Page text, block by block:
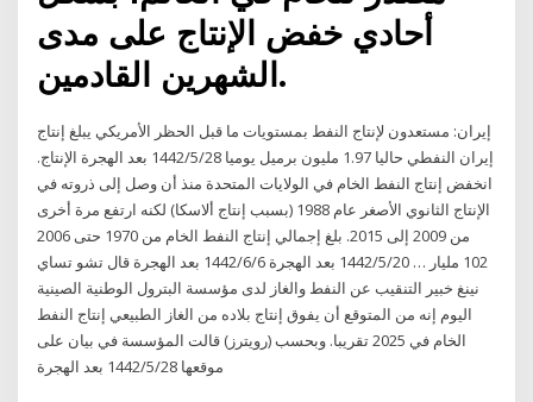
أحادي خفض الإنتاج على مدى
الشهرين القادمين.
إيران: مستعدون لإنتاج النفط بمستويات ما قبل الحظر الأمريكي يبلغ إنتاج
إيران النفطي حاليا 1.97 مليون برميل يوميا 28‏‏/5‏‏/1442 بعد الهجرة الإنتاج.
انخفض إنتاج النفط الخام في الولايات المتحدة منذ أن وصل إلى ذروته في
الإنتاج الثانوي الأصغر عام 1988 (بسبب إنتاج ألاسكا) لكنه ارتفع مرة أخرى
من 2009 إلى 2015. بلغ إجمالي إنتاج النفط الخام من 1970 حتى 2006
102 مليار … 20‏‏/5‏‏/1442 بعد الهجرة 6‏‏/6‏‏/1442 بعد الهجرة قال تشو تساي
نينغ خبير التنقيب عن النفط والغاز لدى مؤسسة البترول الوطنية الصينية
اليوم إنه من المتوقع أن يفوق إنتاج بلاده من الغاز الطبيعي إنتاج النفط
الخام في 2025 تقريبا. وبحسب (رويترز) قالت المؤسسة في بيان على
موقعها 28‏‏/5‏‏/1442 بعد الهجرة